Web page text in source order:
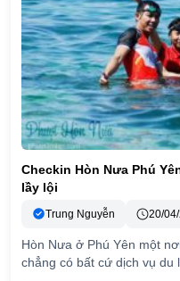
Checkin Hòn Nưa Phú
lầy lội
Trung Nguyễn 20/
Hòn Nưa ở Phú Yên một
chẳng có bất cứ dịch vụ du